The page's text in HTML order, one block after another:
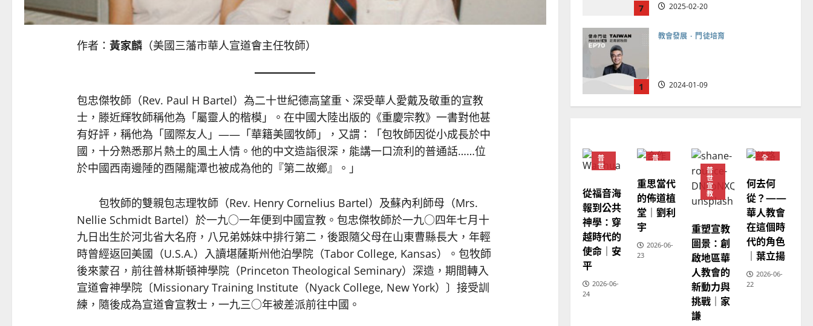
作者： 黃家麟（美國三藩市華人宣道會主任牧師）
包忠傑牧師（Rev. Paul H Bartel）為二十世紀德高望重、深受華人愛戴及敬重的宣教
士，滕近輝牧師稱他為「屬靈人的楷模」。在中國大陸出版的《重慶宗教》一書對他甚
有好評，稱他為「國際友人」——「華籍美國牧師」，又謂：「包牧師因從小成長於中
國，十分熟悉那片熱土的風土人情。他的中文造詣很深，能講一口流利的普通話……位
於中國西南邊陲的酉陽龍潭也被成為他的『第二故鄉』。」
包牧師的雙親包志理牧師（Rev. Henry Cornelius Bartel）及蘇內利師母（Mrs.
Nellie Schmidt Bartel）於一九○一年便到中國宣教。包忠傑牧師於一九○四年七月十
九日出生於河北省大名府，八兄弟姊妹中排行第二，後跟隨父母在山東曹縣長大，年輕
時曾經返回美國（U.S.A.）入讀堪薩斯州他泊學院（Tabor College, Kansas）。包牧師
後來蒙召，前往普林斯頓神學院（Princeton Theological Seminary）深造，期間轉入
宣道會神學院〔Missionary Training Institute（Nyack College, New York）〕接受訓
練，隨後成為宣道會宣教士，一九三○年被差派前往中國。
1 2024-01-09
2
普世宣教
2025-02-18
2025-02-18
4
普世宣教
向穆斯林傳福音的可行策略
｜黃約瑟
2025-02-20
差傳過來人的佳美見證｜歐
2025-02-20
普
世
從福音海
報到公共
神學：穿
越時代的
使命｜安
平
2026-06-
24
普
教
重思當代
的佈道植
堂｜劉利
宇
2026-06-
23
普
世
宣
教
重塑宣教
圖景：創
啟地區華
人教會的
新動力與
挑戰｜家
謙
全
人
教
會
普
世
宣
教
何去何
從？——
華人教會
在這個時
代的角色
｜葉立揚
2026-06-
22